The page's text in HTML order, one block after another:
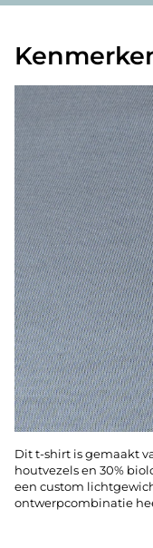
Dit t-shirt is gemaakt
houtvezels en 30%
een custom
ontwerpcombinatie